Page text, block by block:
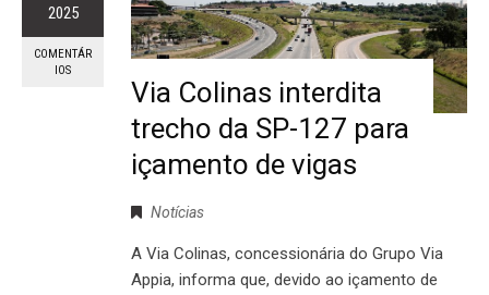
2025
COMENTÁR
IOS
Via Colinas interdita
trecho da SP-127 para
içamento de vigas
Notícias
A Via Colinas, concessionária do Grupo Via
Appia, informa que, devido ao içamento de